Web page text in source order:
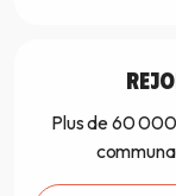
Plus de 60